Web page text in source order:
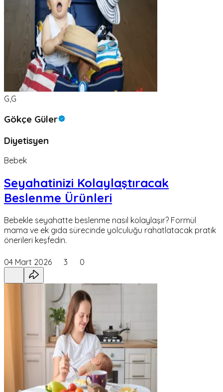
G,G
Gökçe Güler
Diyetisyen
Bebek
Seyahatinizi Kolaylaştıracak
Beslenme Ürünleri
Bebekle seyahatte beslenme nasıl kolaylaşır? Formül
mama ve ek gıda sürecinde yolculuğu rahatlatacak pratik
önerileri keşfedin.
04 Mart 2026 3 0